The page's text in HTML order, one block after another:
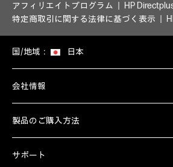
アフィリエイトプログラム
HP
特定商取引に関する法律に基づく表示
国/地域： 日本
会社情報
製品のご購入方法
サポート